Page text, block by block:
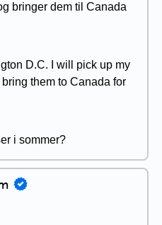
bringer dem til Canada
D.C. I will pick up my
them to Canada for
i sommer?